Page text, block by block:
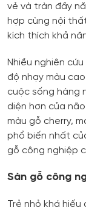
vẻ và tràn đầy
hợp cùng nội
kích thích khả
Nhiều nghiên
độ nhạy màu
cuộc sống hàng
diện hơn của
màu gỗ cherry,
phổ biến nhất
gỗ công nghiệp
Sàn gỗ công
Trẻ nhỏ khá